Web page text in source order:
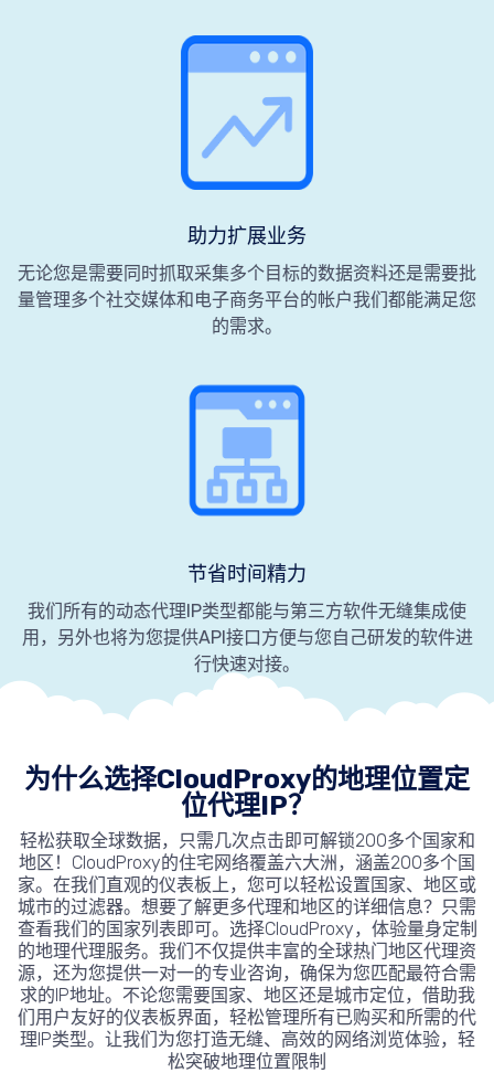
助力扩展业务
无论您是需要同时抓取采集多个目标的数据资料还是需要批
量管理多个社交媒体和电子商务平台的帐户我们都能满足您
的需求。
节省时间精力
我们所有的动态代理IP类型都能与第三方软件无缝集成使
用，另外也将为您提供API接口方便与您自己研发的软件进
行快速对接。
为什么选择CloudProxy的地理位置定
位代理IP？
轻松获取全球数据，只需几次点击即可解锁200多个国家和
地区！CloudProxy的住宅网络覆盖六大洲，涵盖200多个国
家。在我们直观的仪表板上，您可以轻松设置国家、地区或
城市的过滤器。想要了解更多代理和地区的详细信息？只需
查看我们的国家列表即可。选择CloudProxy，体验量身定制
的地理代理服务。我们不仅提供丰富的全球热门地区代理资
源，还为您提供一对一的专业咨询，确保为您匹配最符合需
求的IP地址。不论您需要国家、地区还是城市定位，借助我
们用户友好的仪表板界面，轻松管理所有已购买和所需的代
理IP类型。让我们为您打造无缝、高效的网络浏览体验，轻
松突破地理位置限制